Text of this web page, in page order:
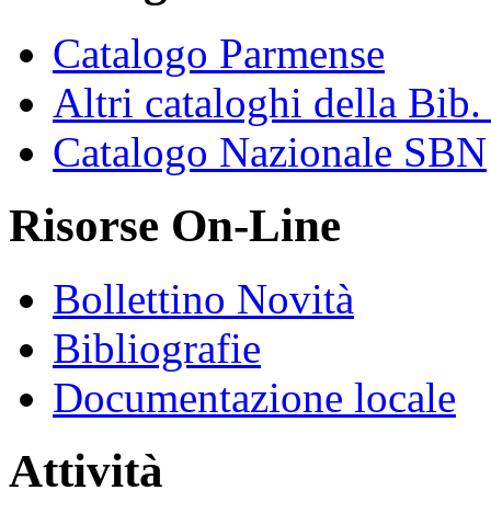
Catalogo Parmense
Altri cataloghi della Bib.
Catalogo Nazionale SBN
Risorse On-Line
Bollettino Novità
Bibliografie
Documentazione locale
Attività